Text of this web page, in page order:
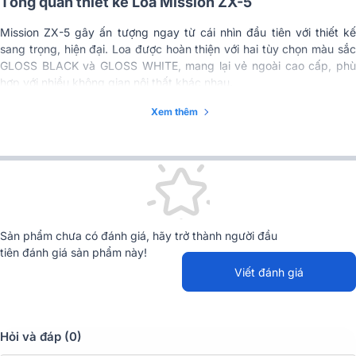
Mission ZX-5 gây ấn tượng ngay từ cái nhìn đầu tiên với thiết kế
sang trọng, hiện đại. Loa được hoàn thiện với hai tùy chọn màu sắc
GLOSS BLACK và GLOSS WHITE, mang lại vẻ ngoài cao cấp, phù
hợp với nhiều không gian nội thất khác nhau.
Xem thêm
Sản phẩm chưa có đánh giá, hãy trở thành người đầu
tiên đánh giá sản phẩm này!
Viết đánh giá
Hỏi và đáp (0)